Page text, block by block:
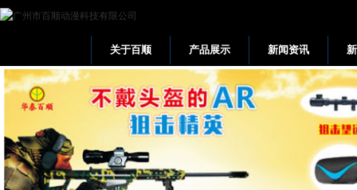
网站首页
关于百顺 产品展示 新闻资讯